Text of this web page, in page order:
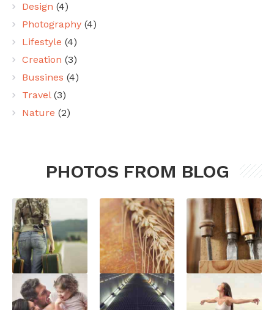
Design (4)
Photography (4)
Lifestyle (4)
Creation (3)
Bussines (4)
Travel(3)
Nature (2)
PHOTOS FROM BLOG